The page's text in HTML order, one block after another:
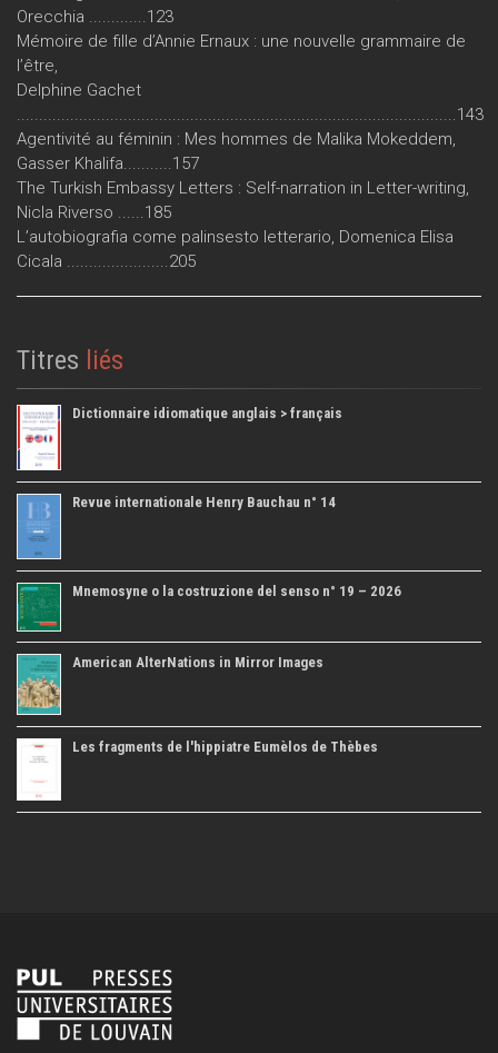
Orecchia .............123
Mémoire de fille d’Annie Ernaux : une nouvelle grammaire de
l’être,
Delphine Gachet
...................................................................................................143
Agentivité au féminin : Mes hommes de Malika Mokeddem,
Gasser Khalifa...........157
The Turkish Embassy Letters : Self-narration in Letter-writing,
Nicla Riverso ......185
L’autobiografia come palinsesto letterario, Domenica Elisa
Cicala .......................205
Titres liés
Dictionnaire idiomatique anglais > français
Revue internationale Henry Bauchau n° 14
Mnemosyne o la costruzione del senso n° 19 – 2026
American AlterNations in Mirror Images
Les fragments de l'hippiatre Eumèlos de Thèbes